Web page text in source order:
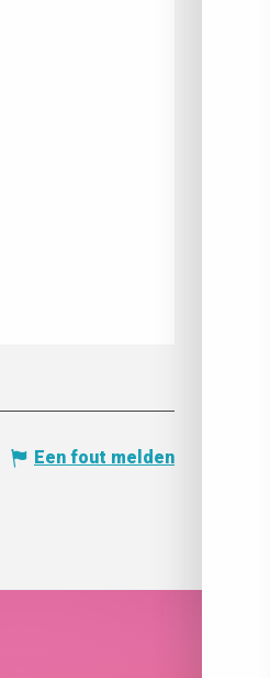
Een fout melden